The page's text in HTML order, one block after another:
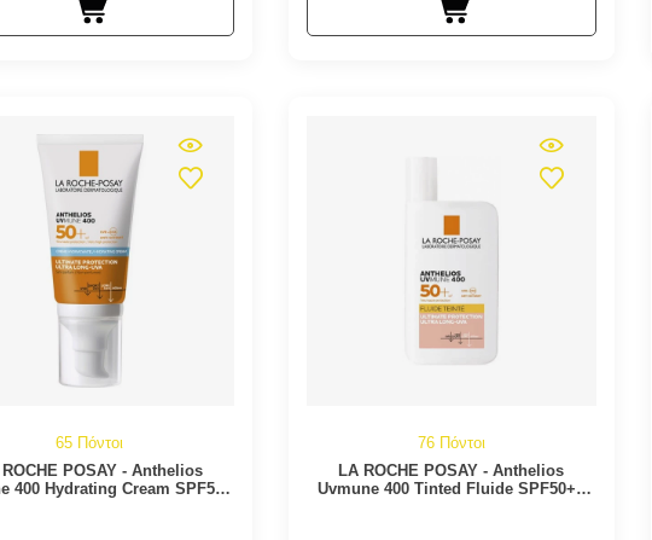
65 Πόντοι
ROCHE POSAY - Anthelios
400 Hydrating Cream SPF50+
76 Πόντοι
LA ROCHE POSAY - Anthelios
Uvmune 400 Tinted Fluide SPF50+ |